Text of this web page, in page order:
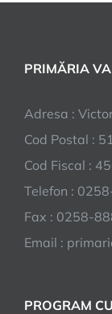
PRIMĂRIA
Adresa :
Cod Postal :
Cod Fiscal :
Telefon :
Fax : 0258-
Email :
PROGRAM